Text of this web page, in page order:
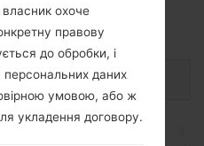
телефонів LG
охоче
правову
до обробки, і
даних
умовою, або ж
укладення договору.